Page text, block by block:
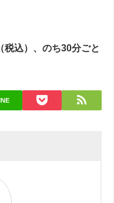
税込）、のち30分ごと